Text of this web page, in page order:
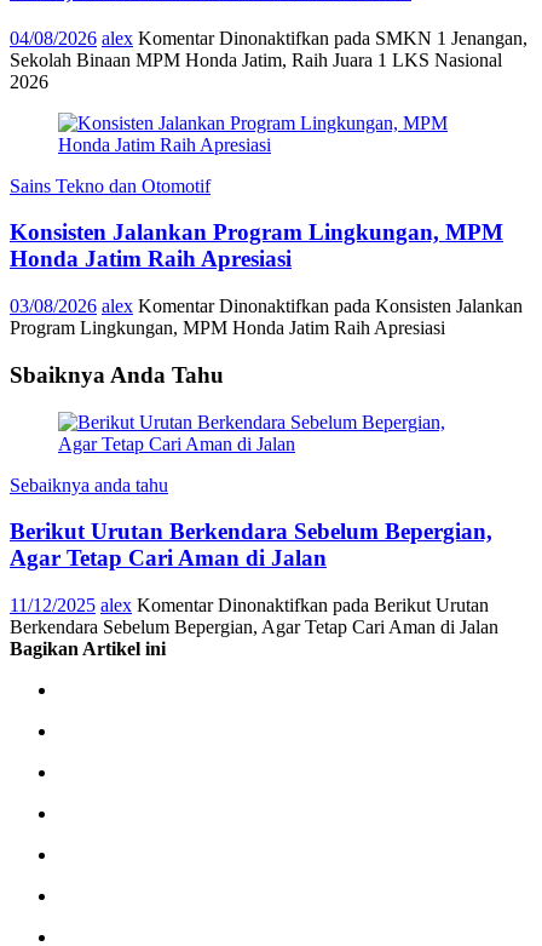
04/08/2026 alex Komentar Dinonaktifkan pada SMKN 1 Jenangan,
Sekolah Binaan MPM Honda Jatim, Raih Juara 1 LKS Nasional
2026
Sains Tekno dan Otomotif
Konsisten Jalankan Program Lingkungan, MPM
Honda Jatim Raih Apresiasi
03/08/2026 alex Komentar Dinonaktifkan pada Konsisten Jalankan
Program Lingkungan, MPM Honda Jatim Raih Apresiasi
Sbaiknya Anda Tahu
Sebaiknya anda tahu
Berikut Urutan Berkendara Sebelum Bepergian,
Agar Tetap Cari Aman di Jalan
11/12/2025 alex Komentar Dinonaktifkan pada Berikut Urutan
Berkendara Sebelum Bepergian, Agar Tetap Cari Aman di Jalan
Bagikan Artikel ini